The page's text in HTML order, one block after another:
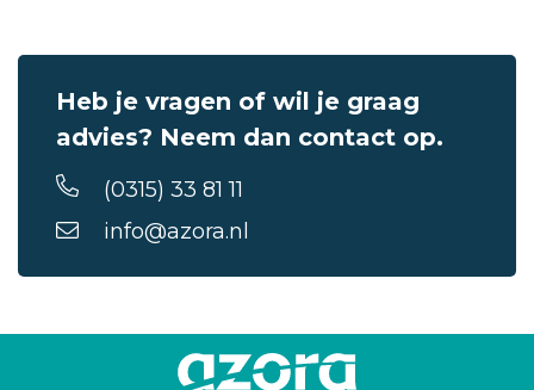
Heb je vragen of wil je graag
advies? Neem dan contact op.
(0315) 33 81 11
info@azora.nl